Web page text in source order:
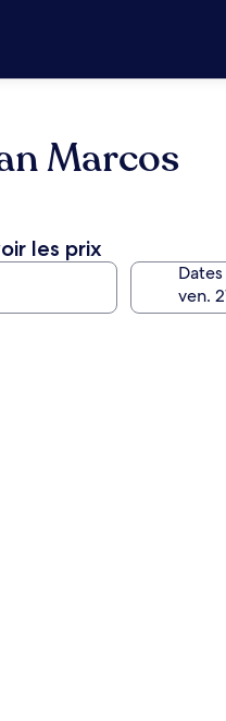
Marcos
les prix
Dates